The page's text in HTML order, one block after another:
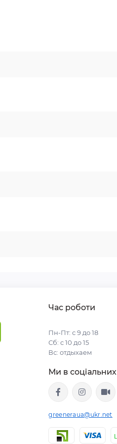
Час роботи
Пн-Пт: с 9 до 18
Сб: с 10 до 15
Вс: отдыхаем
Ми в
greeneraua@ukr.net